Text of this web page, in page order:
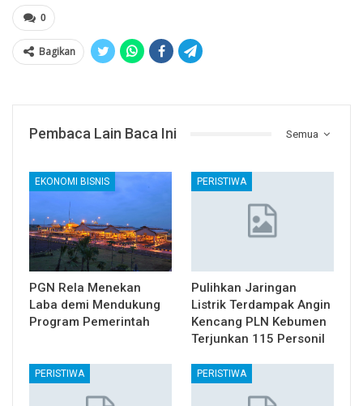
0
Bagikan
Semua
Pembaca Lain Baca Ini
EKONOMI BISNIS
PGN Rela Menekan
Laba demi Mendukung
Program Pemerintah
PERISTIWA
Pulihkan Jaringan
Listrik Terdampak Angin
Kencang PLN Kebumen
Terjunkan 115 Personil
PERISTIWA PERISTIWA